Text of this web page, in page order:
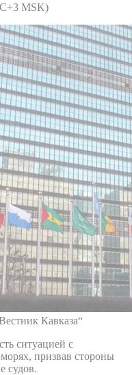
MSK)
Кавказа“
ситуацией с
призвав стороны
судов.